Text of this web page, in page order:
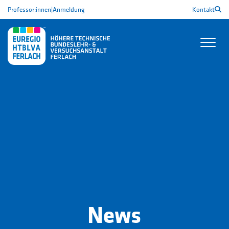
Professor:innen|Anmeldung Kontakt
News